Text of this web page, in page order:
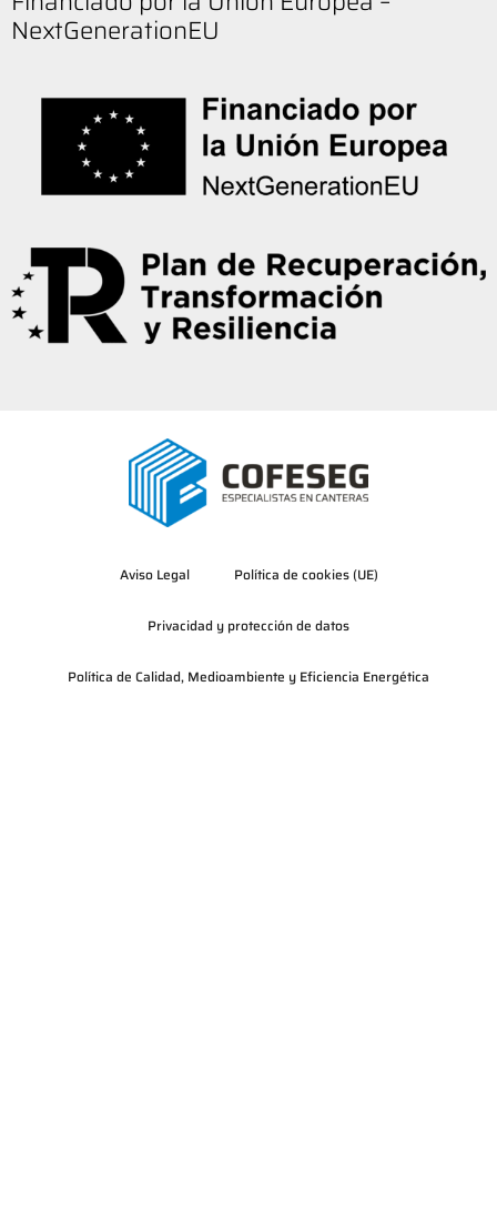
NextGenerationEU
Aviso Legal Política de cookies (UE)
Privacidad y protección de datos
Política de Calidad, Medioambiente y Eficiencia Energética